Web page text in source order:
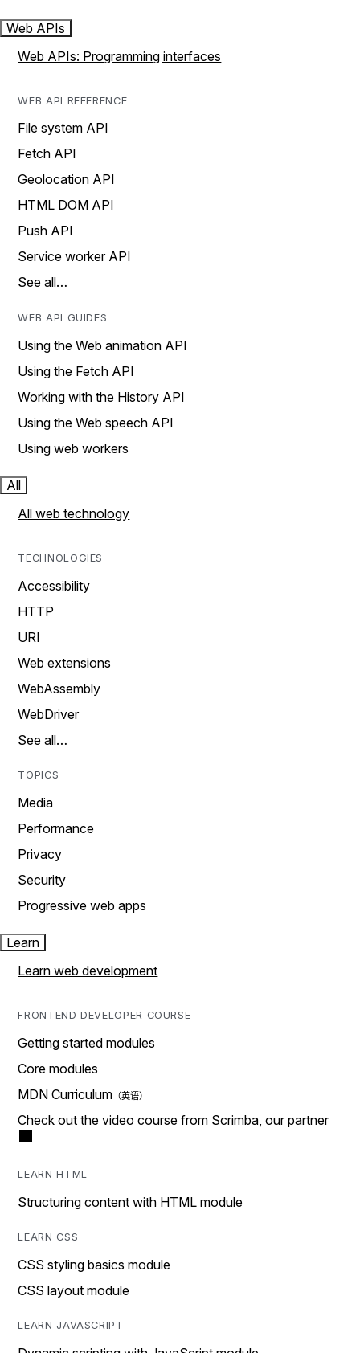
Web APIs
Web APIs: Programming interfaces
WEB API REFERENCE
File system API
Fetch API
Geolocation API
HTML DOM API
Push API
Service worker API
See all…
WEB API GUIDES
Using the Web animation API
Using the Fetch API
Working with the History API
Using the Web speech API
Using web workers
All
All web technology
TECHNOLOGIES
Accessibility
HTTP
URI
Web extensions
WebAssembly
WebDriver
See all…
TOPICS
Media
Performance
Privacy
Security
Progressive web apps
Learn
Learn web development
FRONTEND DEVELOPER COURSE
Getting started modules
Core modules
MDN Curriculum
Check out the video course from Scrimba, our partner
LEARN HTML
Structuring content with HTML module
LEARN CSS
CSS styling basics module
CSS layout module
LEARN JAVASCRIPT